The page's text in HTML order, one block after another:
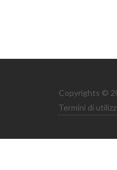
Copyrights ©
Termini di